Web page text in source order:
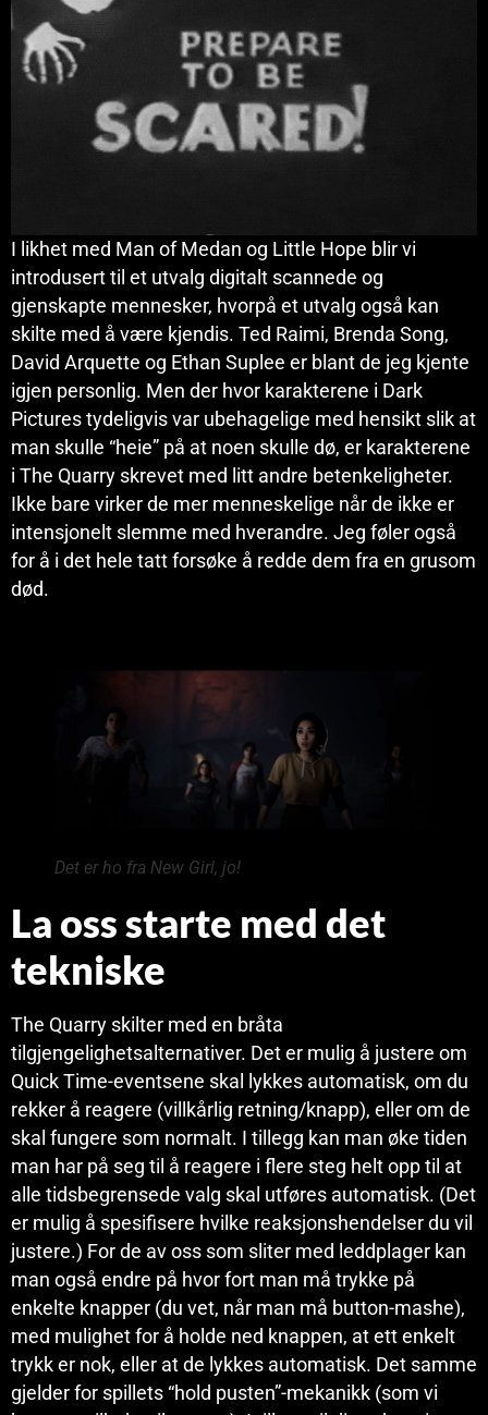
I likhet med Man of Medan og Little Hope blir vi
introdusert til et utvalg digitalt scannede og
gjenskapte mennesker, hvorpå et utvalg også kan
skilte med å være kjendis. Ted Raimi, Brenda Song,
David Arquette og Ethan Suplee er blant de jeg kjente
igjen personlig. Men der hvor karakterene i Dark
Pictures tydeligvis var ubehagelige med hensikt slik at
man skulle “heie” på at noen skulle dø, er karakterene
i The Quarry skrevet med litt andre betenkeligheter.
Ikke bare virker de mer menneskelige når de ikke er
intensjonelt slemme med hverandre. Jeg føler også
for å i det hele tatt forsøke å redde dem fra en grusom
død.
Det er ho fra New Girl, jo!
La oss starte med det
tekniske
The Quarry skilter med en bråta
tilgjengelighetsalternativer. Det er mulig å justere om
Quick Time-eventsene skal lykkes automatisk, om du
rekker å reagere (villkårlig retning/knapp), eller om de
skal fungere som normalt. I tillegg kan man øke tiden
man har på seg til å reagere i flere steg helt opp til at
alle tidsbegrensede valg skal utføres automatisk. (Det
er mulig å spesifisere hvilke reaksjonshendelser du vil
justere.) For de av oss som sliter med leddplager kan
man også endre på hvor fort man må trykke på
enkelte knapper (du vet, når man må button-mashe),
med mulighet for å holde ned knappen, at ett enkelt
trykk er nok, eller at de lykkes automatisk. Det samme
gjelder for spillets “hold pusten”-mekanikk (som vi